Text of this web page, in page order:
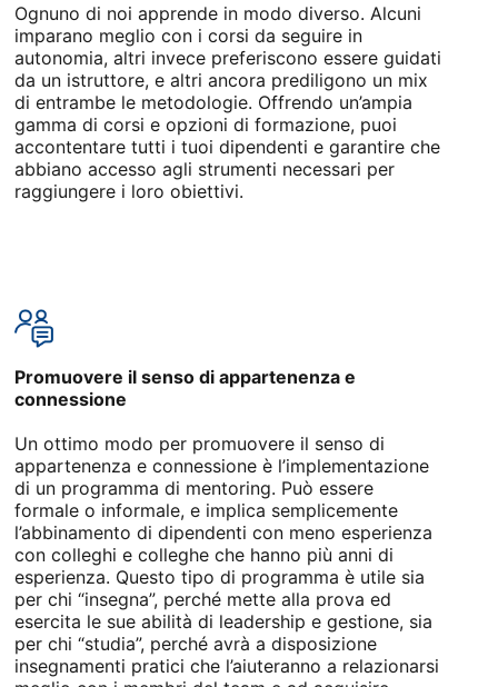
Ognuno di noi apprende in modo diverso. Alcuni
imparano meglio con i corsi da seguire in
autonomia, altri invece preferiscono essere guidati
da un istruttore, e altri ancora prediligono un mix
di entrambe le metodologie. Offrendo un’ampia
gamma di corsi e opzioni di formazione, puoi
accontentare tutti i tuoi dipendenti e garantire che
abbiano accesso agli strumenti necessari per
raggiungere i loro obiettivi.
Promuovere il senso di appartenenza e
connessione
Un ottimo modo per promuovere il senso di
appartenenza e connessione è l’implementazione
di un programma di mentoring. Può essere
formale o informale, e implica semplicemente
l’abbinamento di dipendenti con meno esperienza
con colleghi e colleghe che hanno più anni di
esperienza. Questo tipo di programma è utile sia
per chi “insegna”, perché mette alla prova ed
esercita le sue abilità di leadership e gestione, sia
per chi “studia”, perché avrà a disposizione
insegnamenti pratici che l’aiuteranno a relazionarsi